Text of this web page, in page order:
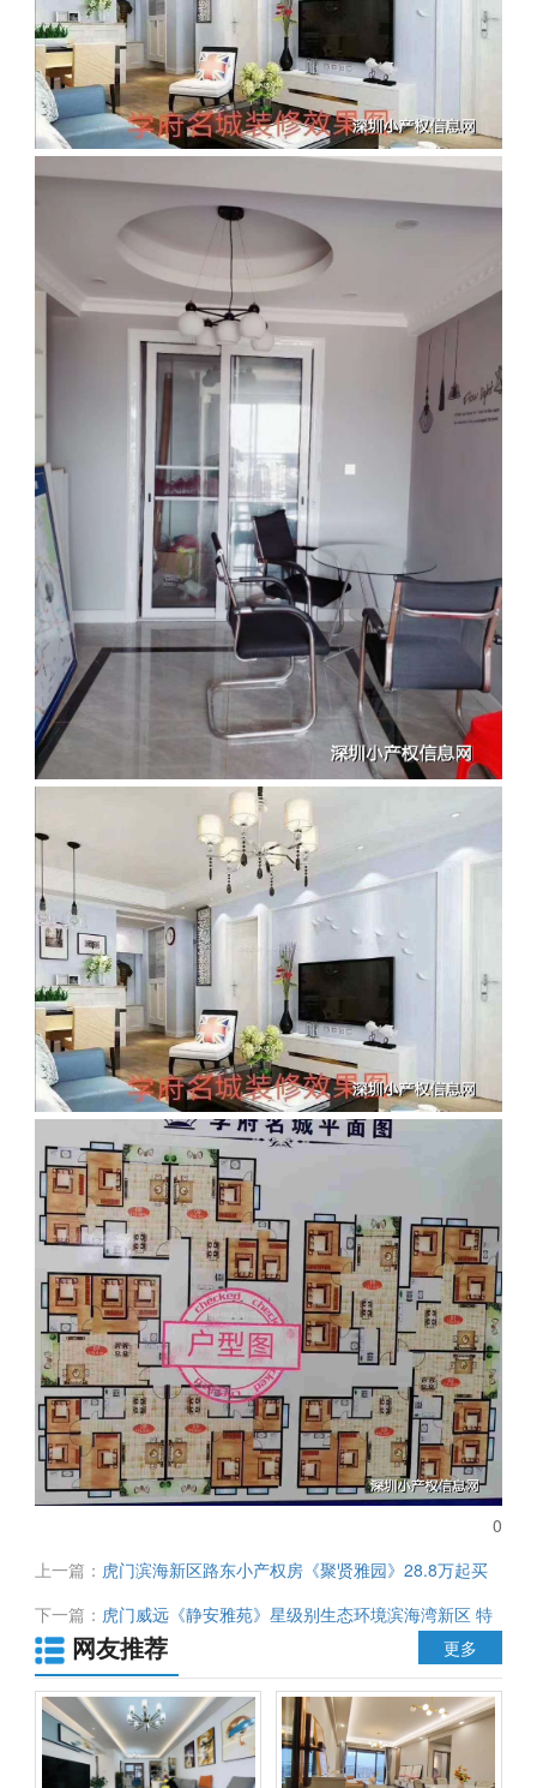
0
上一篇： 虎门滨海新区路东小产权房《聚贤雅园》28.8万起买
三房 两栋160户 永久宅基地 带停车位
下一篇： 虎门威远《静安雅苑》星级别生态环境滨海湾新区 特
价低至3320元/平米
网友推荐 更多